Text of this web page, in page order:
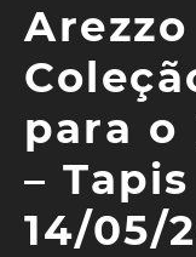
para o
–
14/05/